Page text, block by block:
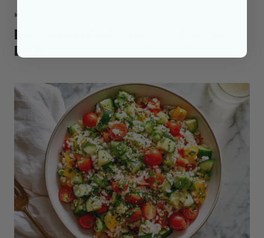
KIP ALLROUND MIX
KROKANTE KIP TACO'S UIT DE
PAN